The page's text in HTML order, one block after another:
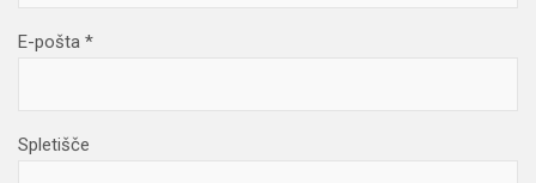
E-pošta *
Spletišče